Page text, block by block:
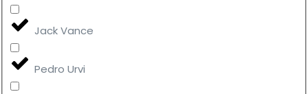
Jack Vance
Pedro Urvi